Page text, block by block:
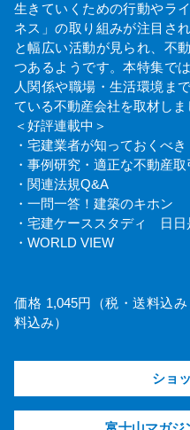
生きていくための行動やラ
ネス」の取り組みが注目さ
と幅広い活動が見られ、不
つあるようです。本特集で
人関係や職場・生活環境ま
ている不動産会社を取材しま
＜好評連載中＞
・宅建業者が知っておくべ
・事例研究・適正な不動産
・関連法規Q&A
・一問一答！建築のキホン
・宅建ケーススタディ 日日
・WORLD VIEW
価格 1,045円（税・送料込
料込み）
ショ